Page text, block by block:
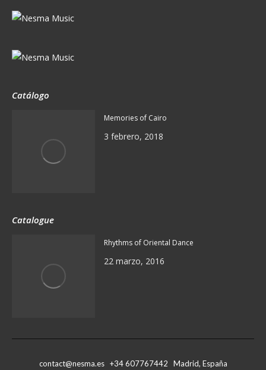
Catálogo
Memories of Cairo
3 febrero, 2018
Catalogue
Rhythms of Oriental Dance
22 marzo, 2016
contact@nesma.es +34 607767442 Madrid, España